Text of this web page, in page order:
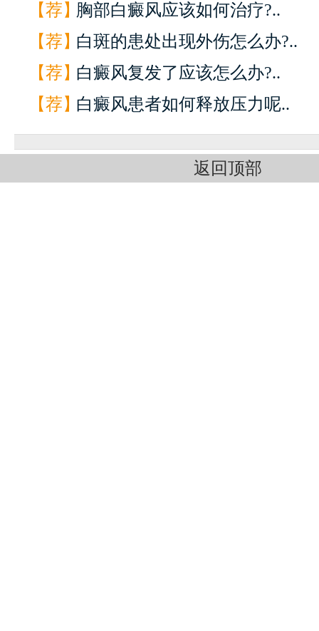
【荐】胸部白癜风应该如何治疗?..
【荐】白斑的患处出现外伤怎么办?..
【荐】白癜风复发了应该怎么办?..
【荐】白癜风患者如何释放压力呢..
返回顶部